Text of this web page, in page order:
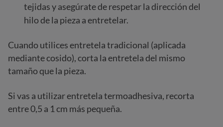
tejidas y asegúrate de respetar la dirección del
hilo de la pieza a entretelar.
Cuando utilices entretela tradicional (aplicada
mediante cosido), corta la entretela del mismo
tamaño que la pieza.
Si vas a utilizar entretela termoadhesiva, recorta
entre 0,5 a 1 cm más pequeña.